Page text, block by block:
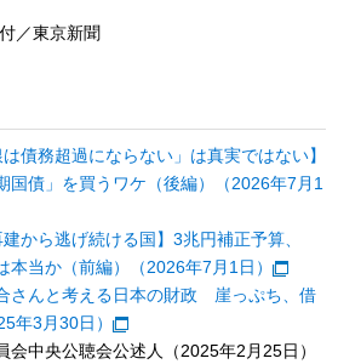
／東京新聞
債務超過にならない」は真実ではない】
国債」を買うワケ（後編）（2026年7月1
から逃げ続ける国】3兆円補正予算、
本当か（前編）（2026年7月1日）
さんと考える日本の財政 崖っぷち、借
年3月30日）
会中央公聴会公述人（2025年2月25日）